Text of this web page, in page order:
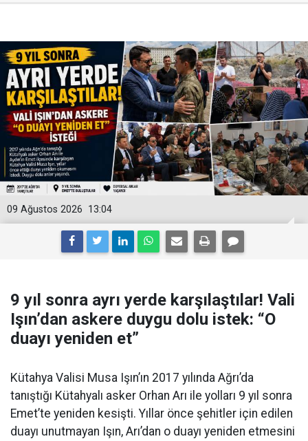
13:04
09 Ağustos 2026
9 yıl sonra ayrı yerde karşılaştılar! Vali
Işın’dan askere duygu dolu istek: “O
duayı yeniden et”
Kütahya Valisi Musa Işın’ın 2017 yılında Ağrı’da
tanıştığı Kütahyalı asker Orhan Arı ile yolları 9 yıl sonra
Emet’te yeniden kesişti. Yıllar önce şehitler için edilen
duayı unutmayan Işın, Arı’dan o duayı yeniden etmesini